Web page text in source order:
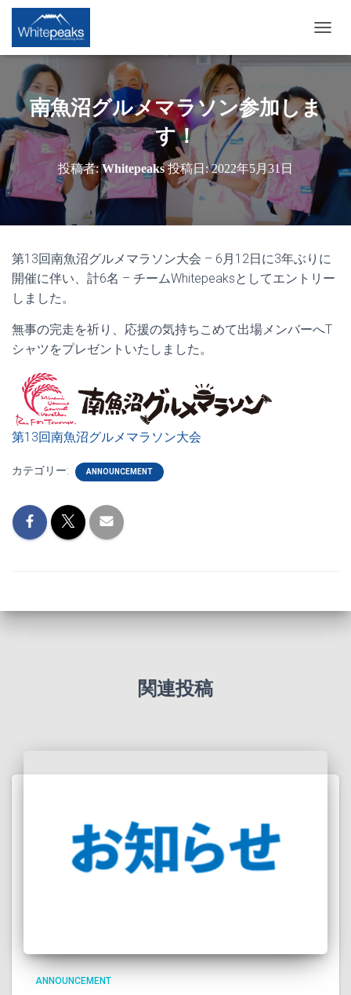
ビ
ョ
ン
を
南魚沼グルメマラソン参加しま
す！
投稿者:Whitepeaks投稿日:2022年5月31日
第13回南魚沼グルメマラソン大会 – 6月12日に3年ぶりに
開催に伴い、計6名 – チームWhitepeaksとしてエントリー
しました。
無事の完走を祈り、応援の気持ちこめて出場メンバーへT
シャツをプレゼントいたしました。
第13回南魚沼グルメマラソン大会
カテゴリー: ANNOUNCEMENT
関連投稿
ANNOUNCEMENT